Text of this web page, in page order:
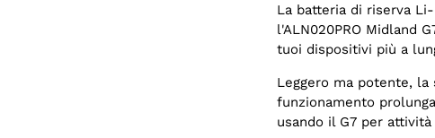
La batteria di riserva
l'ALN020PRO Midland
tuoi dispositivi più a
Leggero ma potente, la
funzionamento
usando il G7 per